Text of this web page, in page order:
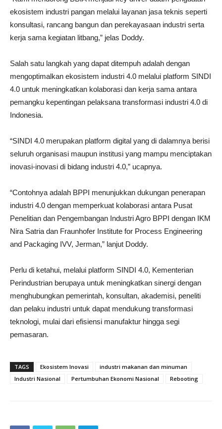
ekosistem industri pangan melalui layanan jasa teknis seperti
konsultasi, rancang bangun dan perekayasaan industri serta
kerja sama kegiatan litbang,” jelas Doddy.
Salah satu langkah yang dapat ditempuh adalah dengan
mengoptimalkan ekosistem industri 4.0 melalui platform SINDI
4.0 untuk meningkatkan kolaborasi dan kerja sama antara
pemangku kepentingan pelaksana transformasi industri 4.0 di
Indonesia.
“SINDI 4.0 merupakan platform digital yang di dalamnya berisi
seluruh organisasi maupun institusi yang mampu menciptakan
inovasi-inovasi di bidang industri 4.0,” ucapnya.
“Contohnya adalah BPPI menunjukkan dukungan penerapan
industri 4.0 dengan memperkuat kolaborasi antara Pusat
Penelitian dan Pengembangan Industri Agro BPPI dengan IKM
Nira Satria dan Fraunhofer Institute for Process Engineering
and Packaging IVV, Jerman,” lanjut Doddy.
Perlu di ketahui, melalui platform SINDI 4.0, Kementerian
Perindustrian berupaya untuk meningkatkan sinergi dengan
menghubungkan pemerintah, konsultan, akademisi, peneliti
dan pelaku industri untuk dapat mendukung transformasi
teknologi, mulai dari efisiensi manufaktur hingga segi
pemasaran.
TAGS Ekosistem Inovasi
industri makanan dan minuman
Industri Nasional
Pertumbuhan Ekonomi Nasional Rebooting